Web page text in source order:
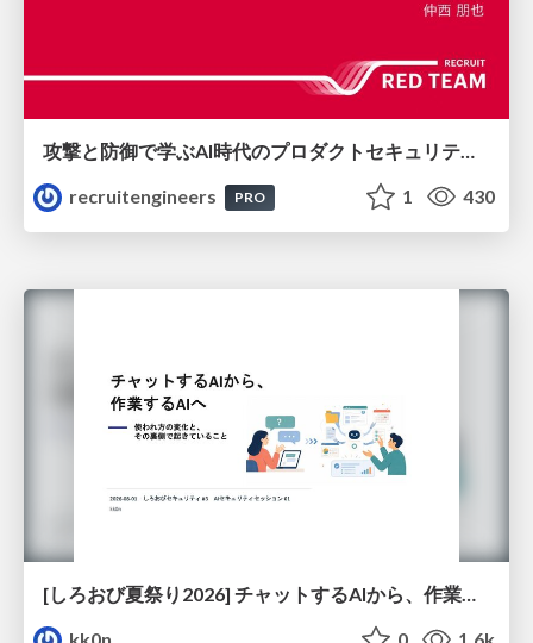
攻撃と防御で学ぶAI時代のプロダクトセキュリティ演習
recruitengineers
PRO 1 430
[しろおび夏祭り2026] チャットするAIから、作業するAIへ - 使われ方の変化と、その裏側で起きていること